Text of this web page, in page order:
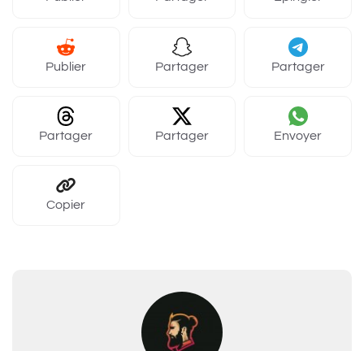
Publier Partager Partager
Partager Partager Envoyer
Copier